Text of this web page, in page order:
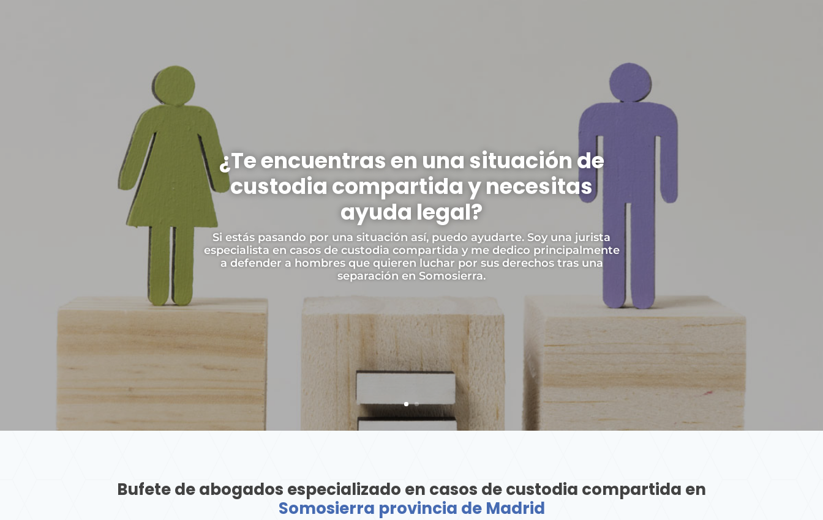
¿Te encuentras en una situación de
custodia compartida y necesitas
ayuda legal?
Si estás pasando por una situación así, puedo ayudarte. Soy una jurista
especialista en casos de custodia compartida y me dedico principalmente
a defender a hombres que quieren luchar por sus derechos tras una
separación en Somosierra.
Bufete de abogados especializado en casos de custodia compartida en
Somosierra provincia de Madrid